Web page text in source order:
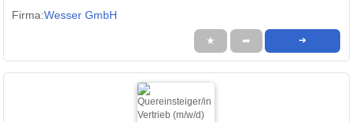
Firma:Wesser GmbH
★ ➦ ➜